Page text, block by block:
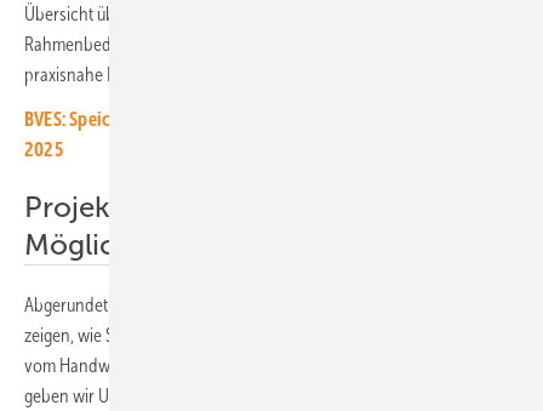
Übersicht über die aktuell geltenden regulatorischen und rechtlichen
Rahmenbedingungen. Der Leitfaden enthält unter anderem
praxisnahe Hinweise zum Netzanschluss und zur Projektumsetzung.
BVES: Speicherbranche rechnet mit leichtem Wachstum im Jahr
2025
Projektbeispiele zeigen die
Möglichkeiten
Abgerundet wird der Leitfaden von zahlreichen Projektbeispielen, die
zeigen, wie Stromspeicher bereits erfolgreich eingesetzt werden –
vom Handwerksbetrieb bis zum Industriekonzern. „Mit dem Leitfaden
geben wir Unternehmen das Wissen an die Hand, um